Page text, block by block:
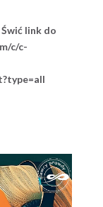
link do
c/c-